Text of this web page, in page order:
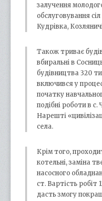
залучення
обслуговування
Кудрівка,
Також триває
вбиральні в
будівництва 320
включився у
початку
подібні роботи в с.
Нарешті
села.
Крім того,
котельні, заміна
насосного
ст. Вартість робіт
дасть змогу